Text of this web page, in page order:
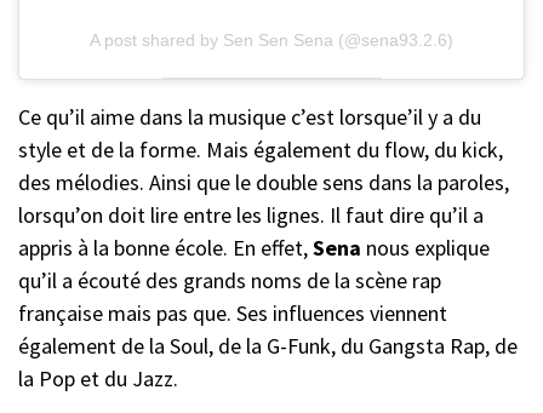
A post shared by Sen Sen Sena (@sena93.2.6)
Ce qu’il aime dans la musique c’est lorsque’il y a du
style et de la forme. Mais également du flow, du kick,
des mélodies. Ainsi que le double sens dans la paroles,
lorsqu’on doit lire entre les lignes. Il faut dire qu’il a
appris à la bonne école. En effet,Sena nous explique
qu’il a écouté des grands noms de la scène rap
française mais pas que. Ses influences viennent
également de la Soul, de la G-Funk, du Gangsta Rap, de
la Pop et du Jazz.